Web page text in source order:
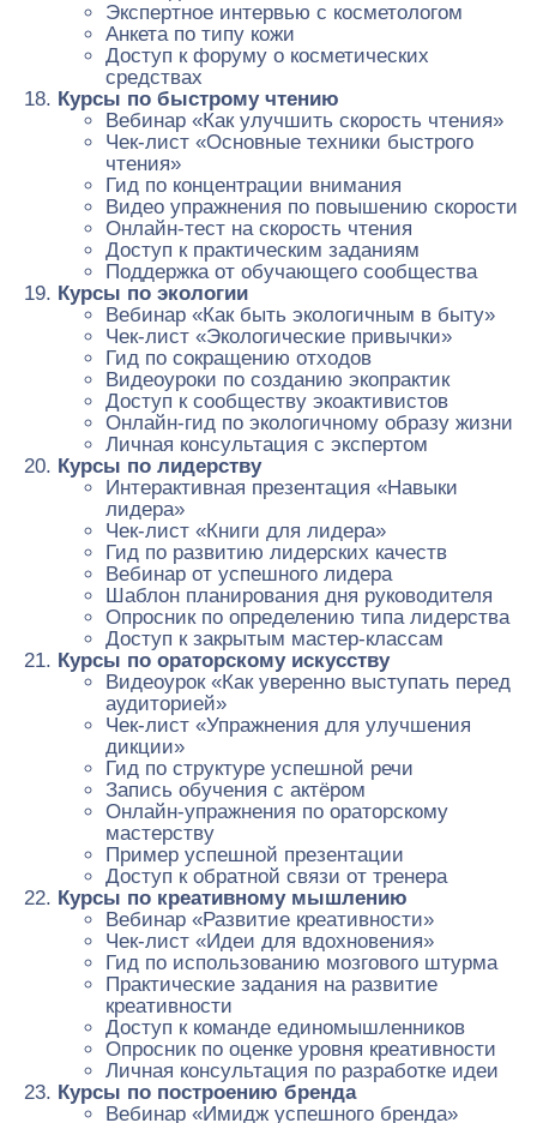
Экспертное интервью с косметологом
Анкета по типу кожи
Доступ к форуму о косметических
средствах
Курсы по быстрому чтению
Вебинар «Как улучшить скорость чтения»
Чек-лист «Основные техники быстрого
чтения»
Гид по концентрации внимания
Видео упражнения по повышению скорости
Онлайн-тест на скорость чтения
Доступ к практическим заданиям
Поддержка от обучающего сообщества
Курсы по экологии
Вебинар «Как быть экологичным в быту»
Чек-лист «Экологические привычки»
Гид по сокращению отходов
Видеоуроки по созданию экопрактик
Доступ к сообществу экоактивистов
Онлайн-гид по экологичному образу жизни
Личная консультация с экспертом
Курсы по лидерству
Интерактивная презентация «Навыки
лидера»
Чек-лист «Книги для лидера»
Гид по развитию лидерских качеств
Вебинар от успешного лидера
Шаблон планирования дня руководителя
Опросник по определению типа лидерства
Доступ к закрытым мастер-классам
Курсы по ораторскому искусству
Видеоурок «Как уверенно выступать перед
аудиторией»
Чек-лист «Упражнения для улучшения
дикции»
Гид по структуре успешной речи
Запись обучения с актёром
Онлайн-упражнения по ораторскому
мастерству
Пример успешной презентации
Доступ к обратной связи от тренера
Курсы по креативному мышлению
Вебинар «Развитие креативности»
Чек-лист «Идеи для вдохновения»
Гид по использованию мозгового штурма
Практические задания на развитие
креативности
Доступ к команде единомышленников
Опросник по оценке уровня креативности
Личная консультация по разработке идеи
Курсы по построению бренда
Вебинар «Имидж успешного бренда»